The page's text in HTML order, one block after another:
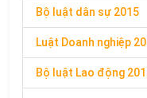
Bộ luật dân sự 2015
Luật Doanh nghiệp
Bộ luật Lao động